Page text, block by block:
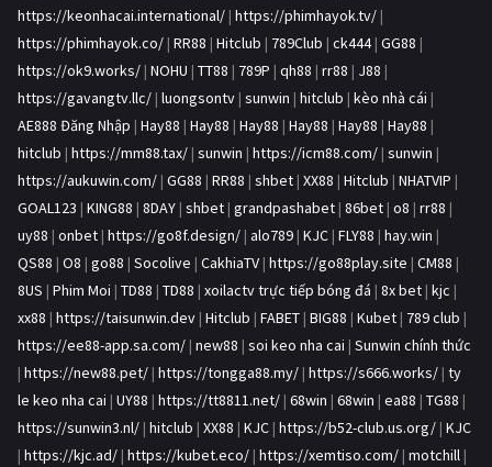
https://keonhacai.international/ | https://phimhayok.tv/ |
https://phimhayok.co/ | RR88 | Hitclub | 789Club | ck444| GG88 |
https://ok9.works/ | NOHU | TT88 | 789P | qh88 | rr88 | J88 |
https://gavangtv.llc/ | luongsontv | sunwin | hitclub | kèo nhà cái |
AE888 Đăng Nhập | Hay88 | Hay88 | Hay88 | Hay88 | Hay88 | Hay88 |
hitclub | https://mm88.tax/ | sunwin | https://icm88.com/ | sunwin |
https://aukuwin.com/ | GG88 | RR88 | shbet | XX88 | Hitclub | NHATVIP |
GOAL123 | KING88 | 8DAY | shbet | grandpashabet | 86bet | o8 | rr88 |
uy88 | onbet | https://go8f.design/ | alo789 | KJC | FLY88 | hay.win |
QS88 | O8 | go88 | Socolive | CakhiaTV | https://go88play.site | CM88 |
8US | Phim Moi | TD88 | TD88 | xoilactv trực tiếp bóng đá | 8x bet | kjc |
xx88 | https://taisunwin.dev | Hitclub | FABET | BIG88 | Kubet | 789 club |
https://ee88-app.sa.com/ | new88 | soi keo nha cai | Sunwin chính thức
| https://new88.pet/ | https://tongga88.my/ | https://s666.works/ | ty
le keo nha cai | UY88 | https://tt8811.net/ | 68win | 68win | ea88 | TG88 |
https://sunwin3.nl/ | hitclub | XX88 | KJC | https://b52-club.us.org/ | KJC
| https://kjc.ad/ | https://kubet.eco/ | https://xemtiso.com/ | motchill |